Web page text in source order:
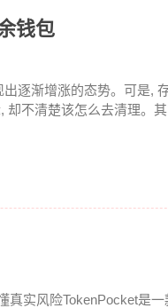
钱包
逐渐增涨的态势。可是,
却不清楚该怎么去清理。
真实风险TokenPocket是